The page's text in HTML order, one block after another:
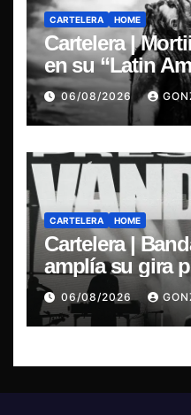
CARTELERA HOME
Cartelera |
en su “Latin
y exclusivo
06/08/2026
CARTELERA HOME
Cartelera |
amplía su gira
concierto en
06/08/2026